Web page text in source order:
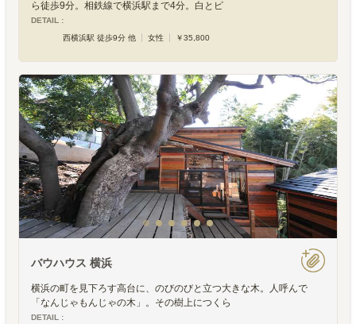
ら徒歩9分。相鉄線で横浜駅まで4分。白とピ
DETAIL :
西横浜駅 徒歩9分 他
女性 ￥35,800
バウハウス 横浜
横浜の町を見下ろす高台に、のびのびと立つ大きな木。人呼んで
「なんじゃもんじゃの木」。その樹上につくら
DETAIL :